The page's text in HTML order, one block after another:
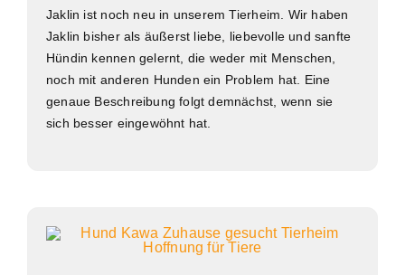
Jaklin ist noch neu in unserem Tierheim. Wir haben
Jaklin bisher als äußerst liebe, liebevolle und sanfte
Hündin kennen gelernt, die weder mit Menschen,
noch mit anderen Hunden ein Problem hat. Eine
genaue Beschreibung folgt demnächst, wenn sie
sich besser eingewöhnt hat.